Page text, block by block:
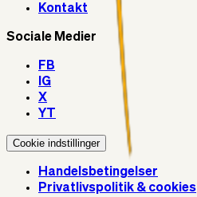
Kontakt
Sociale Medier
FB
IG
X
YT
Cookie indstillinger
Handelsbetingelser
Privatlivspolitik & cookies